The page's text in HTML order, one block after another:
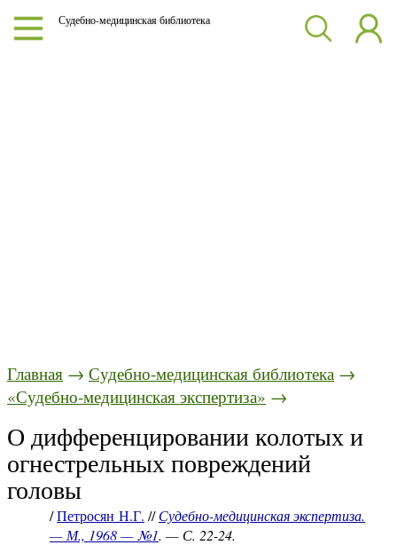
Судебно-медицинская библиотека
Главная → Судебно-медицинская библиотека →
«Судебно-медицинская экспертиза» →
О дифференцировании колотых и
огнестрельных повреждений
головы
/Петросян Н.Г. //Судебно-медицинская экспертиза.
— М., 1968 — №1. — С. 22-24.